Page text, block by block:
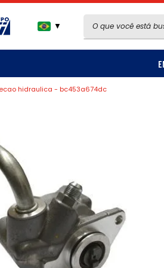
▼
hidraulica - bc453a674dc